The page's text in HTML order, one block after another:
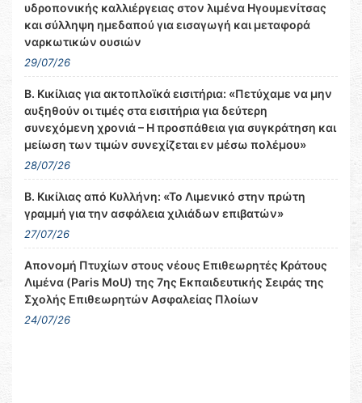
υδροπονικής καλλιέργειας στον λιμένα Ηγουμενίτσας
και σύλληψη ημεδαπού για εισαγωγή και μεταφορά
ναρκωτικών ουσιών
29/07/26
Β. Κικίλιας για ακτοπλοϊκά εισιτήρια: «Πετύχαμε να μην
αυξηθούν οι τιμές στα εισιτήρια για δεύτερη
συνεχόμενη χρονιά – Η προσπάθεια για συγκράτηση και
μείωση των τιμών συνεχίζεται εν μέσω πολέμου»
28/07/26
Β. Κικίλιας από Κυλλήνη: «Το Λιμενικό στην πρώτη
γραμμή για την ασφάλεια χιλιάδων επιβατών»
27/07/26
Απονομή Πτυχίων στους νέους Επιθεωρητές Κράτους
Λιμένα (Paris MoU) της 7ης Εκπαιδευτικής Σειράς της
Σχολής Επιθεωρητών Ασφαλείας Πλοίων
24/07/26